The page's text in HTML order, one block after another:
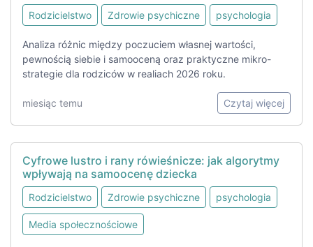
Rodzicielstwo Zdrowie psychiczne psychologia
Analiza różnic między poczuciem własnej wartości,
pewnością siebie i samooceną oraz praktyczne mikro-
strategie dla rodziców w realiach 2026 roku.
miesiąc temu Czytaj więcej
Cyfrowe lustro i rany rówieśnicze: jak algorytmy
wpływają na samoocenę dziecka
Rodzicielstwo Zdrowie psychiczne psychologia
Media społecznościowe